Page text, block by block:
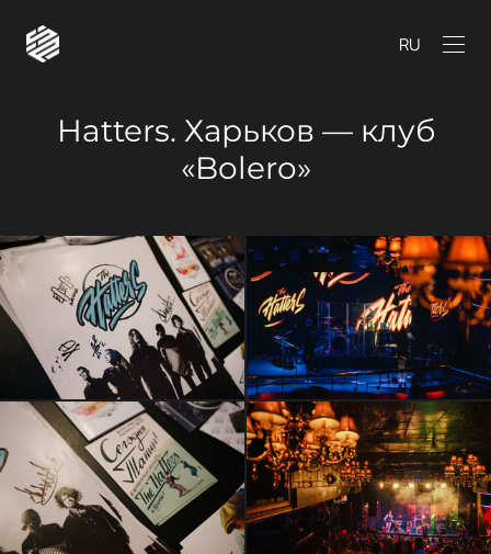
RU
Hatters. Харьков — клуб
«Bolero»